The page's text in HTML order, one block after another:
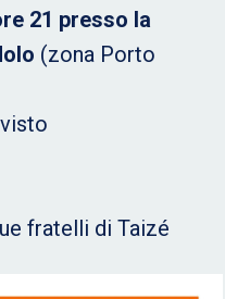
21 presso la
(zona Porto
fratelli di Taizé